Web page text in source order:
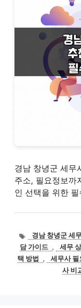
경남 창녕군 세무
주소, 필요정보까
인 선택을 위한
태
그
경남 창녕군 세
담 가이드 , 세무
택 방법
, 세무사 필
사 비